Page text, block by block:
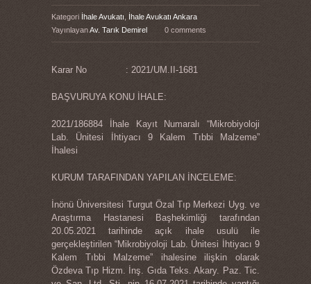
Kategori İhale Avukatı
İhale Avukatı Ankara
YayınlayanAv. Tarık Demirel 0 comments
Karar No : 2021/UM.II-1681
BAŞVURUYA KONU İHALE:
2021/186884 İhale Kayıt Numaralı “Mikrobiyoloji
Lab. Ünitesi İhtiyacı 9 Kalem Tıbbi Malzeme”
İhalesi
KURUM TARAFINDAN YAPILAN İNCELEME:
İnönü Üniversitesi Turgut Özal Tıp Merkezi Uyg. ve
Araştırma Hastanesi Başhekimliği tarafından
20.05.2021 tarihinde açık ihale usulü ile
gerçekleştirilen “Mikrobiyoloji Lab. Ünitesi İhtiyacı 9
Kalem Tıbbi Malzeme” ihalesine ilişkin olarak
Özdeva Tıp Hizm. İnş. Gıda Teks. Akary. Paz. Tic.